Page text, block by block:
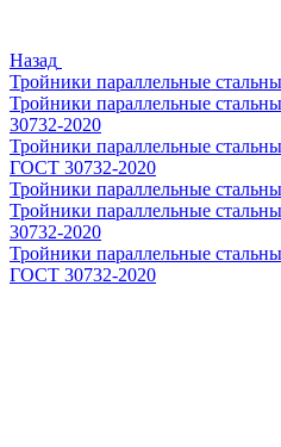
Назад
Тройники параллельные
Тройники параллельные
30732-2020
Тройники параллельные
ГОСТ 30732-2020
Тройники параллельные
Тройники параллельные
30732-2020
Тройники параллельные
ГОСТ 30732-2020